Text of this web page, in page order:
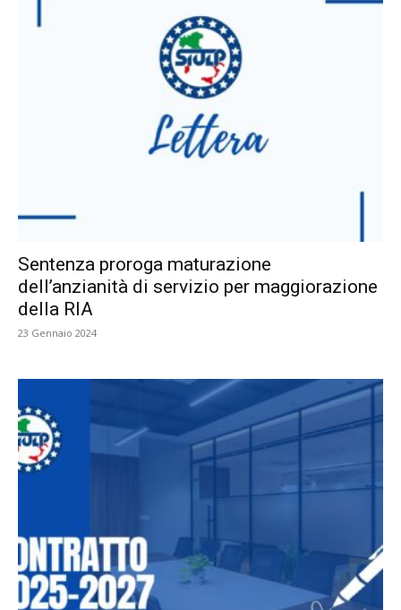
Sentenza proroga maturazione
dell’anzianità di servizio per maggiorazione
della RIA
23 Gennaio 2024